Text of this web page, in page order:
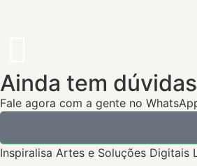
Ainda tem
Fale agora com a gente no
Inspiralisa Artes e Soluções Digitais